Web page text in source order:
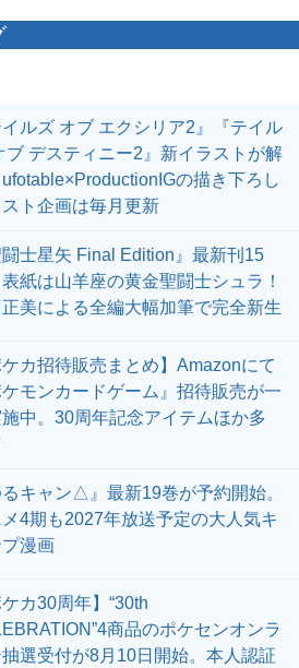
イルズ オブ エクシリア2』『テイル
ブ デスティニー2』新イラストが解
の描き下ろし
ト企画は毎月更新
闘士星矢 Final Edition』最新刊15
紙は山羊座の黄金聖闘士シュラ！
美による全編大幅加筆で完全新生
ケカ招待販売まとめ】Amazonにて
ケモンカードゲーム』招待販売が一
中。30周年記念アイテムほか多
るキャン△』最新19巻が予約開始。
4期も2027年放送予定の大人気キ
プ漫画
ケカ30周年】“30th
商品のポケセンオンラ
選受付が8月10日開始。本人認証